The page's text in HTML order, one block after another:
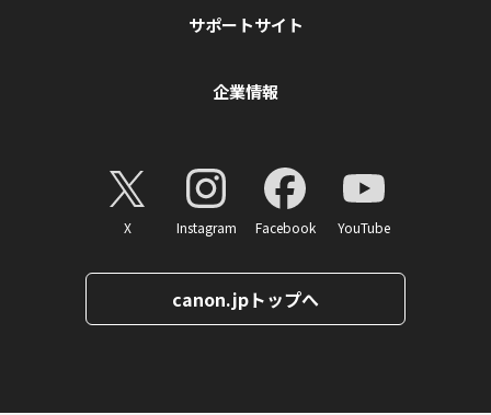
サポートサイト
企業情報
X Instagram Facebook YouTube
canon.jpトップへ